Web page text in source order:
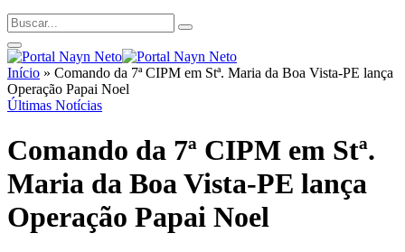
Início » Comando da 7ª CIPM em Stª. Maria da Boa Vista-PE lança
Operação Papai Noel
Últimas Notícias
Comando da 7ª CIPM em Stª.
Maria da Boa Vista-PE lança
Operação Papai Noel